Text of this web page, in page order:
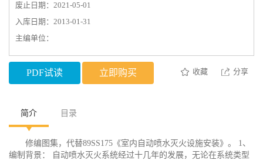
废止日期：2021-05-01
入库日期：2013-01-31
主编单位：
PDF试读 立即购买 收藏 分享
简介 目录
修编图集，代替89SS175《室内自动喷水灭火设施安装》。 1、
编制背景： 自动喷水灭火系统经过十几年的发展，无论在系统类型